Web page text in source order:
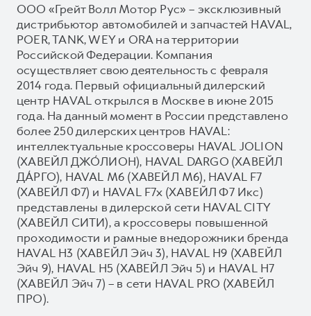
ООО «Грейт Волл Мотор Рус» – эксклюзивный
дистрибьютор автомобилей и запчастей HAVAL,
POER, TANK, WEY и ORA на территории
Российской Федерации. Компания
осуществляет свою деятельность с февраля
2014 года. Первый официальный дилерский
центр HAVAL открылся в Москве в июне 2015
года. На данный момент в России представлено
более 250 дилерских центров HAVAL:
интеллектуальные кроссоверы HAVAL JOLION
(ХАВЕЙЛ ДЖО́ЛИОН), HAVAL DARGO (ХАВЕЙЛ
ДА́РГО), HAVAL М6 (ХАВЕЙЛ M6), HAVAL F7
(ХАВЕЙЛ Ф7) и HAVAL F7x (ХАВЕЙЛ Ф7 Икс)
представлены в дилерской сети HAVAL CITY
(ХАВЕЙЛ СИТИ), а кроссоверы повышенной
проходимости и рамные внедорожники бренда
HAVAL H3 (ХАВЕЙЛ Эйч 3), HAVAL H9 (ХАВЕЙЛ
Эйч 9), HAVAL H5 (ХАВЕЙЛ Эйч 5) и HAVAL H7
(ХАВЕЙЛ Эйч 7) – в сети HAVAL PRO (ХАВЕЙЛ
ПРО).